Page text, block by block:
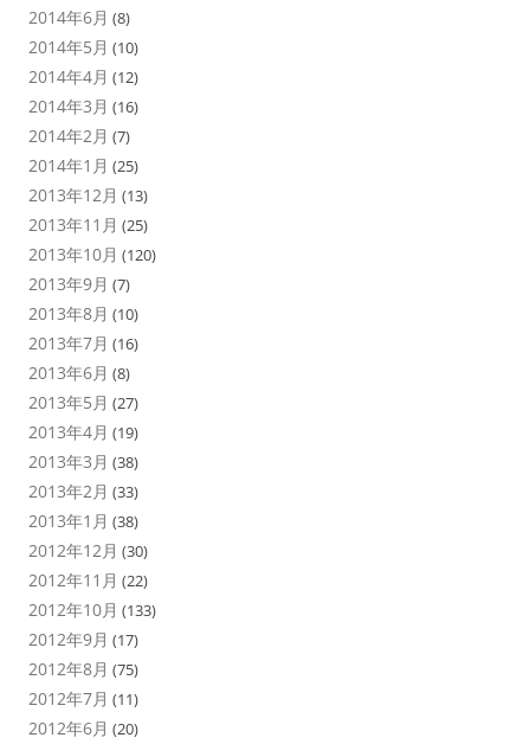
2014年6月 (8)
2014年5月 (10)
2014年4月 (12)
2014年3月 (16)
2014年2月 (7)
2014年1月 (25)
2013年12月 (13)
2013年11月 (25)
2013年10月 (120)
2013年9月 (7)
2013年8月 (10)
2013年7月 (16)
2013年6月 (8)
2013年5月 (27)
2013年4月 (19)
2013年3月 (38)
2013年2月 (33)
2013年1月 (38)
2012年12月 (30)
2012年11月 (22)
2012年10月 (133)
2012年9月 (17)
2012年8月 (75)
2012年7月 (11)
2012年6月 (20)